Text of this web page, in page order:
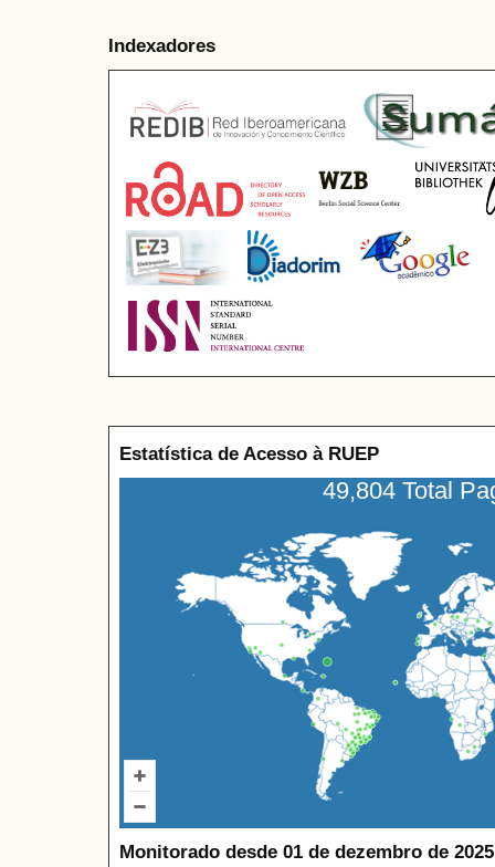
Indexadores
Estatística de Acesso à RUEP
49,804 Total
Monitorado desde 01 de dezembro de